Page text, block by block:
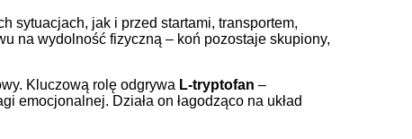
sytuacjach, jak i przed startami, transportem,
na wydolność fizyczną – koń pozostaje skupiony,
Kluczową rolę odgrywa L-tryptofan –
Działa on łagodząco na układ